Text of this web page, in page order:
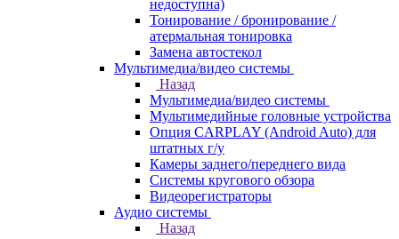
недоступна)
Тонирование / бронирование /
атермальная тонировка
Замена автостекол
Мультимедиа/видео системы
Назад
Мультимедиа/видео системы
Мультимедийные головные устройства
Опция CARPLAY (Android Auto) для
штатных г/у
Камеры заднего/переднего вида
Системы кругового обзора
Видеорегистраторы
Аудио системы
Назад